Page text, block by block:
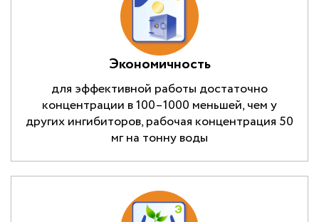
Экономичность
для эффективной работы достаточно
концентрации в 100–1000 меньшей, чем у
других ингибиторов, рабочая концентрация 50
мг на тонну воды